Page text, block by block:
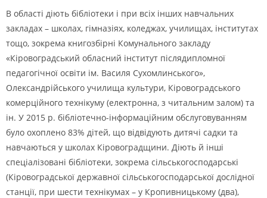
В області діють бібліотеки і при всіх інших навчальних
закладах – школах, гімназіях, коледжах, училищах, інститутах
тощо, зокрема книгозбірні Комунального закладу
«Кіровоградський обласний інститут післядипломної
педагогічної освіти ім. Василя Сухомлинського»,
Олександрійського училища культури, Кіровоградського
комерційного технікуму (електронна, з читальним залом) та
ін. У 2015 р. бібліотечно-інформаційним обслуговуванням
було охоплено 83% дітей, що відвідують дитячі садки та
навчаються у школах Кіровоградщини. Діють й інші
спеціалізовані бібліотеки, зокрема сільськогосподарські
(Кіровоградської державної сільськогосподарської дослідної
станції, при шести технікумах – у Кропивницькому (два),